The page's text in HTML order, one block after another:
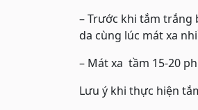
– Trước khi tắm
da cùng lúc mát xa
– Mát xa tầm 15-20
Lưu ý khi thực hiện